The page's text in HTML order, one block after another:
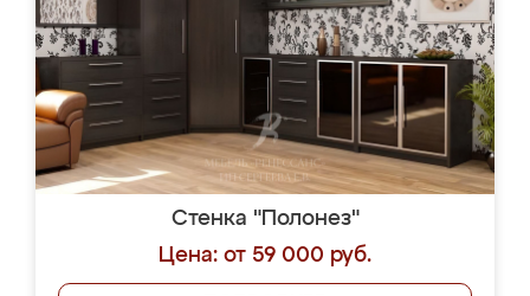
Стенка "Полонез"
Цена: от 59 000 руб.